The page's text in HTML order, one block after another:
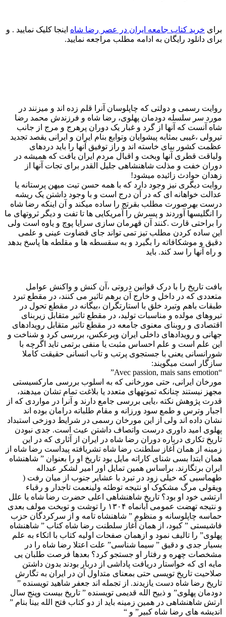
برای خرید کتاب جامعه ایران در عصر رضا شاه اینجا کلیک نمایید . و
برای دانلود رایگان به ادامه مطلب مراجعه نمایید.
روایت رسمی و دولتی که چاپلوسان آنرا قلم زده اند و میزنند در
مورد سر سلسله دودمان پهلوی، رضا شاه و فرزندش محمد رضا
شاه آنست که آنها از گرد و غبار یک دوران پرهرج و مرج از جانب
تیرولی ،غیبی بمثابه پیشوایان وتوابع بنام ایران و ایرانی يقصد تجدید
عظمت کشور بیای خاسته اند و راز توفیق آنها را باید دردهای
ولیاقت قطری آنها وبخت و اقبال مردم ایران یافت که همیشه در
دوران خفت و مذلت شاهنشاهی جلیل القدر برای تجات آنها از
زهدان حوادث زائیده میشود!
روایت دیگری نیز وجود دارد که با همه حسن تیت میهن پرستانه یا
عدالت خواهانه ای که در آن درج است و با وجود داشتن یک ریشه
درست بهرصورت مطلب بقرتج را ساده میکند و آن اینکه رضا شاه
را انگلیسها آوردند و پسرش را آمریکایی ها تا تفت و دیگر ثروتهای ما
را براحتی قارت .کنند آن قهرمان سازی سرایا پوچ و یاوه است ولی
این ساده کردن مطلب تیز تمی تواند جای قضاوت عینی و علمی
دقیق و موشکافاته را بگیرد و به سقسطه ها و مقلطه ها پاسخ بدهد
و راه آنها را سد کند. باید
بافت تاریخ را با درک قوانین دروتی ،آن کنش و واکنش عوامل
متعددی که در داخل و خارج آن برهم تاثیر می کنند، در مقطع تبرد
طبقات باهم وتبرد خلق با استارتگران ،بیگانه در مقطع تحول در
تیروهای مولده و مناسبات تولید، در مقطع تاثیر متقابل زیربنای
اقتصادی و روبنای معنوی جامعه در مقطع تاثیر متقابل رویدادهای
جهانی و رویدادهای داخلی ایران وبرعکس، بررسی کرد و شناخت و
این علم است و علم احساس مثبت یا منفی برتمی تاید اگرچه با
شورانسانی یعنی با جستجوی پرتب و تاب انسانی حقیقت کاملا
سازگار است میگویند:
“Avec passion, mais sans emotion”
مورخان ایرانی، حتی مورخانی که به اسلوب بررسی مارکسیستی
مجهز نیستند چنانکه تموتههای متعدد یا بلاغت تمام تشان میدهند،
قدرت پژوهش نکته ،یایی بررسی جامع دارند و آنرا در مواردی که از
اجبار وترس و طمع سود ورزانه و مقام طلباته درامان بوده اند
نشان داده اند ولی از این مورخان رسمی در شرایط دوزخی استبداد
پهلوی امید داوری درست واتصاف داشتن عيث است. جدی نبودن
تاریخ تکاری درباره دوران رضا شاه در ایران از آثاری که در این
زمینه از همان آغاز سلطنت رضا شاه تشریافته پیداست رضا شاه از
همان ابتدا بسی شنای کاراته مایل بود تاریخ او را بعنوان ” شاهنشاه
ایران برتگارند. براساس همین تمایل اور امیر لشکر عبداله
طهماسبی که خیلی زود در تبرد با عشایر جنوب از میان رفت (
ویقولی مرگ مشکوک او نتیجه توطئه ولینعمت تاجدار و رقباء
ارتشی خود او بود؟ تاریخ شاهنشاهی اعلی حضرت رضا شاه یا علل
و نتیجه تهضت عمومی آبانماه ۱۳۰۴ را توشت و توبخت مولف بعدی
حماسه چاپلوسانه و منظوم ” شاهنشاه تامه و از سرکردگان حزب
فاشیستی ” کبود، از همان آغاز سلطنت رضا شاه کتاب ” شاهنشاه
پهلوی” را تالیف نمود و ازهمان صفحات اولیه کتاب با اتکاء به علم
بسیار جدی و دقیق ” سیما شناسی” علت اعتلا رضا شاه را در
مشخصات چهره و رفتار او جستجو کرد؟ بعدها فرصت طلبان یی
مایه ای که خواستار دریافت پاداشی از دربار بودند بدون داشتن
صلاحیت تاریخ تویسی حتی بمعنای متداول آن در ایران به تگارش
تاریخ رضا شاه دست یازیدند. از تجمله اند جعفر شاهید تویسنده ”
دودمان پهلوی” و ذبیح الله قدیمی تویسنده ” تاریخ بیست وپنج سال
ارتش شاهنشاهی در همین زمینه باید از دو کتاب فتح الله بینا بنام ”
اندیشه های رضا شاه کبیر” و “